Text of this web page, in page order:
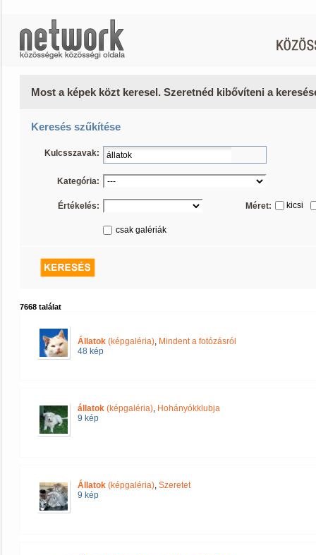
Most a képek közt keresel. Szeretnéd kibővíteni a
Keresés szűkítése
Kulcsszavak:
Kategória:
Értékelés: Méret: kicsi
csak galériák
7668 találat
Állatok (képgaléria), Mindent a fotózásról
48 kép
állatok (képgaléria), Hohányókklubja
9 kép
Állatok (képgaléria), Szeretet
9 kép